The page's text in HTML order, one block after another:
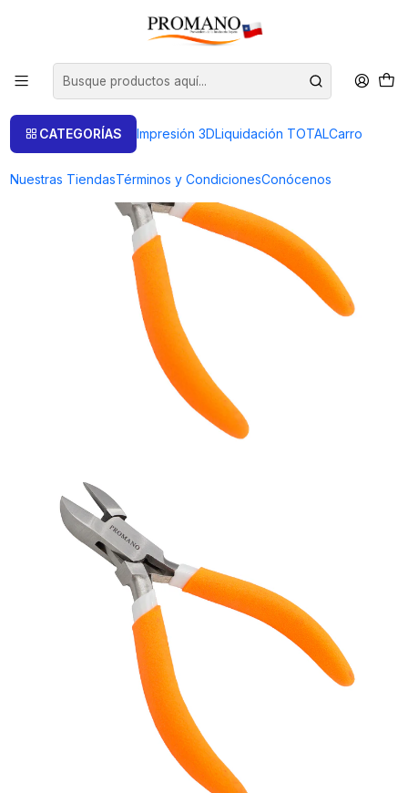
CATEGORÍAS Impresión 3DLiquidación TOTALCarro
Nuestras TiendasTérminos y CondicionesConócenos
Herramientas Alicates
ALICATE JOYERO CORTE DIAGONAL 5 /130 MM."